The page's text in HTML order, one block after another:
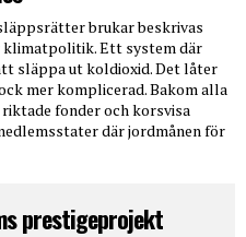
brukar beskrivas
Ett system där
släppa ut koldioxid. Det låter
mer komplicerad. Bakom alla
fonder och korsvisa
där jordmånen för
prestigeprojekt